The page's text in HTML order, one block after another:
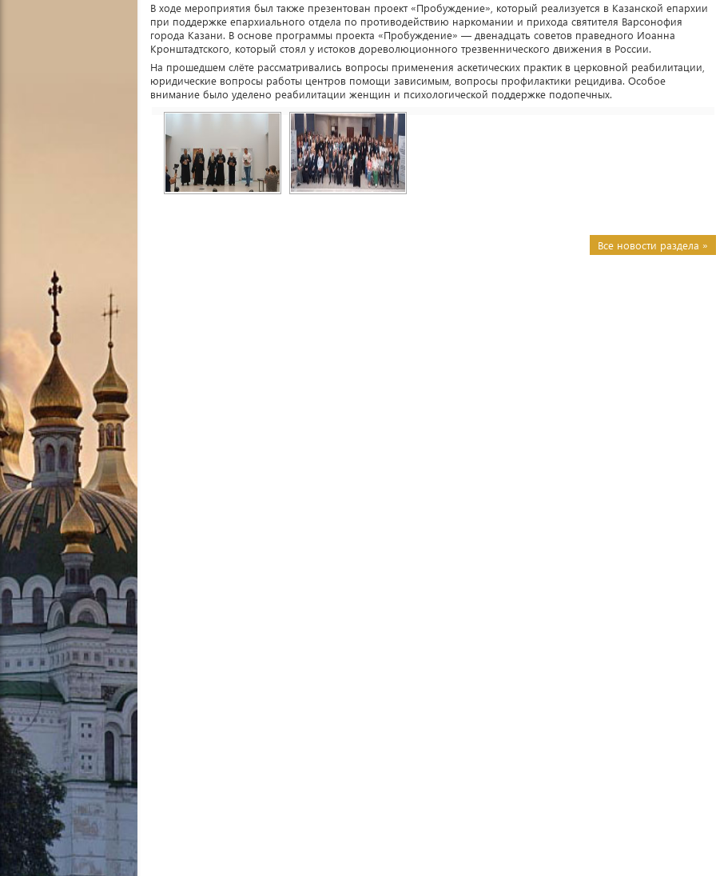
В ходе мероприятия был также презентован проект «Пробуждение», который реализуется в Казанской епархии
при поддержке епархиального отдела по противодействию наркомании и прихода святителя Варсонофия
города Казани. В основе программы проекта «Пробуждение» — двенадцать советов праведного Иоанна
Кронштадтского, который стоял у истоков дореволюционного трезвеннического движения в России.
На прошедшем слёте рассматривались вопросы применения аскетических практик в церковной реабилитации,
юридические вопросы работы центров помощи зависимым, вопросы профилактики рецидива. Особое
внимание было уделено реабилитации женщин и психологической поддержке подопечных.
Все новости раздела »